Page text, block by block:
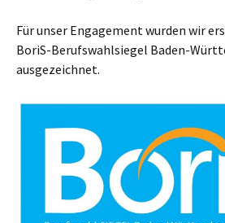
Für unser Engagement wurden wir
BoriS-Berufswahlsiegel Baden-
ausgezeichnet.